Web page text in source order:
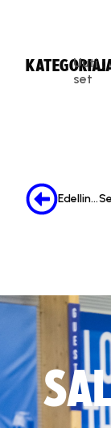
KATEGORIA:
Uuti
set
Edellinen